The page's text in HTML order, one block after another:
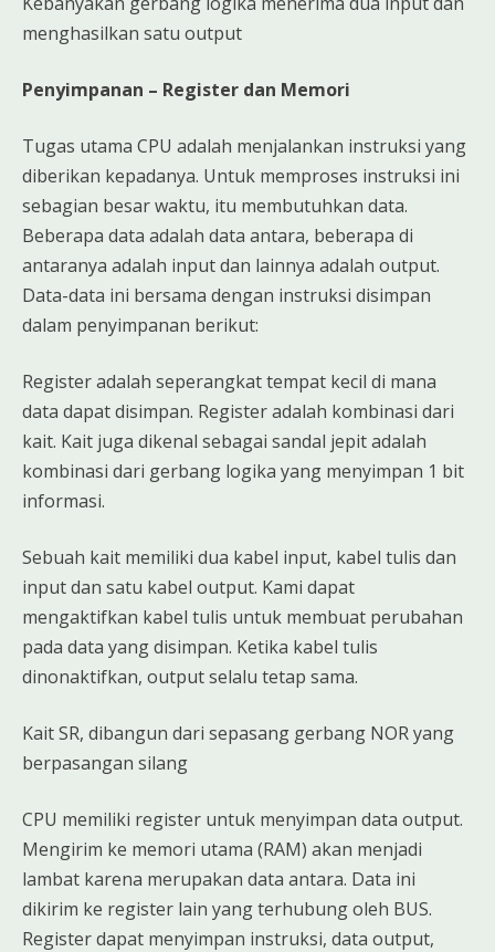
menghasilkan satu output
Penyimpanan – Register dan Memori
Tugas utama CPU adalah menjalankan instruksi yang
diberikan kepadanya. Untuk memproses instruksi ini
sebagian besar waktu, itu membutuhkan data.
Beberapa data adalah data antara, beberapa di
antaranya adalah input dan lainnya adalah output.
Data-data ini bersama dengan instruksi disimpan
dalam penyimpanan berikut:
Register adalah seperangkat tempat kecil di mana
data dapat disimpan. Register adalah kombinasi dari
kait. Kait juga dikenal sebagai sandal jepit adalah
kombinasi dari gerbang logika yang menyimpan 1 bit
informasi.
Sebuah kait memiliki dua kabel input, kabel tulis dan
input dan satu kabel output. Kami dapat
mengaktifkan kabel tulis untuk membuat perubahan
pada data yang disimpan. Ketika kabel tulis
dinonaktifkan, output selalu tetap sama.
Kait SR, dibangun dari sepasang gerbang NOR yang
berpasangan silang
CPU memiliki register untuk menyimpan data output.
Mengirim ke memori utama (RAM) akan menjadi
lambat karena merupakan data antara. Data ini
dikirim ke register lain yang terhubung oleh BUS.
Register dapat menyimpan instruksi, data output,